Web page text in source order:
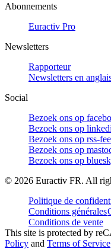
Abonnements
Euractiv Pro
Newsletters
Rapporteur
Newsletters en
Social
Bezoek ons op
Bezoek ons op
Bezoek ons op rss-
Bezoek ons op
Bezoek ons op
© 2026 Euractiv FR. All
Politique de
Conditions générales
Conditions de vente
This site is protected by
Policy and Terms of Service